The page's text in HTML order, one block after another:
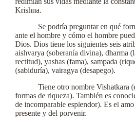
Krishna.
Se podría preguntar en qué
ante el hombre y cómo el hombre
Dios. Dios tiene los siguientes seis
aishvarya (soberanía divina), dharma
rectitud), yashas (fama), sampada
(sabiduría), vairagya (desapego).
Tiene otro nombre Vishatkara
formas de riqueza). También es
de incomparable esplendor). Es el
presente y del porvenir.